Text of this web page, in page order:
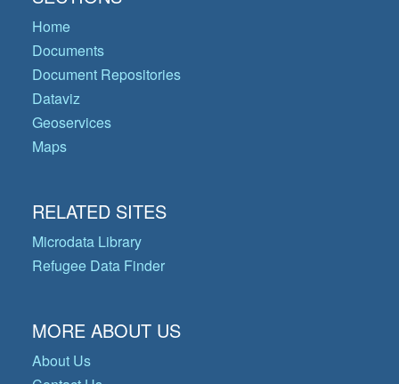
Home
Documents
Document Repositories
Dataviz
Geoservices
Maps
RELATED SITES
Microdata Library
Refugee Data Finder
MORE ABOUT US
About Us